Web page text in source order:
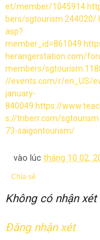
et/member/1045914
bers/sgtourism.244020/
asp?
member_id=861049
herangerstation.com/
members/
//events.com/r/en_US/
january-
840049 https://
s://triberr.com/sgtourism
73-saigontourism/
vào lúctháng 10 02,
Chia sẻ
Không có nhận xét
Đăng nhận xét